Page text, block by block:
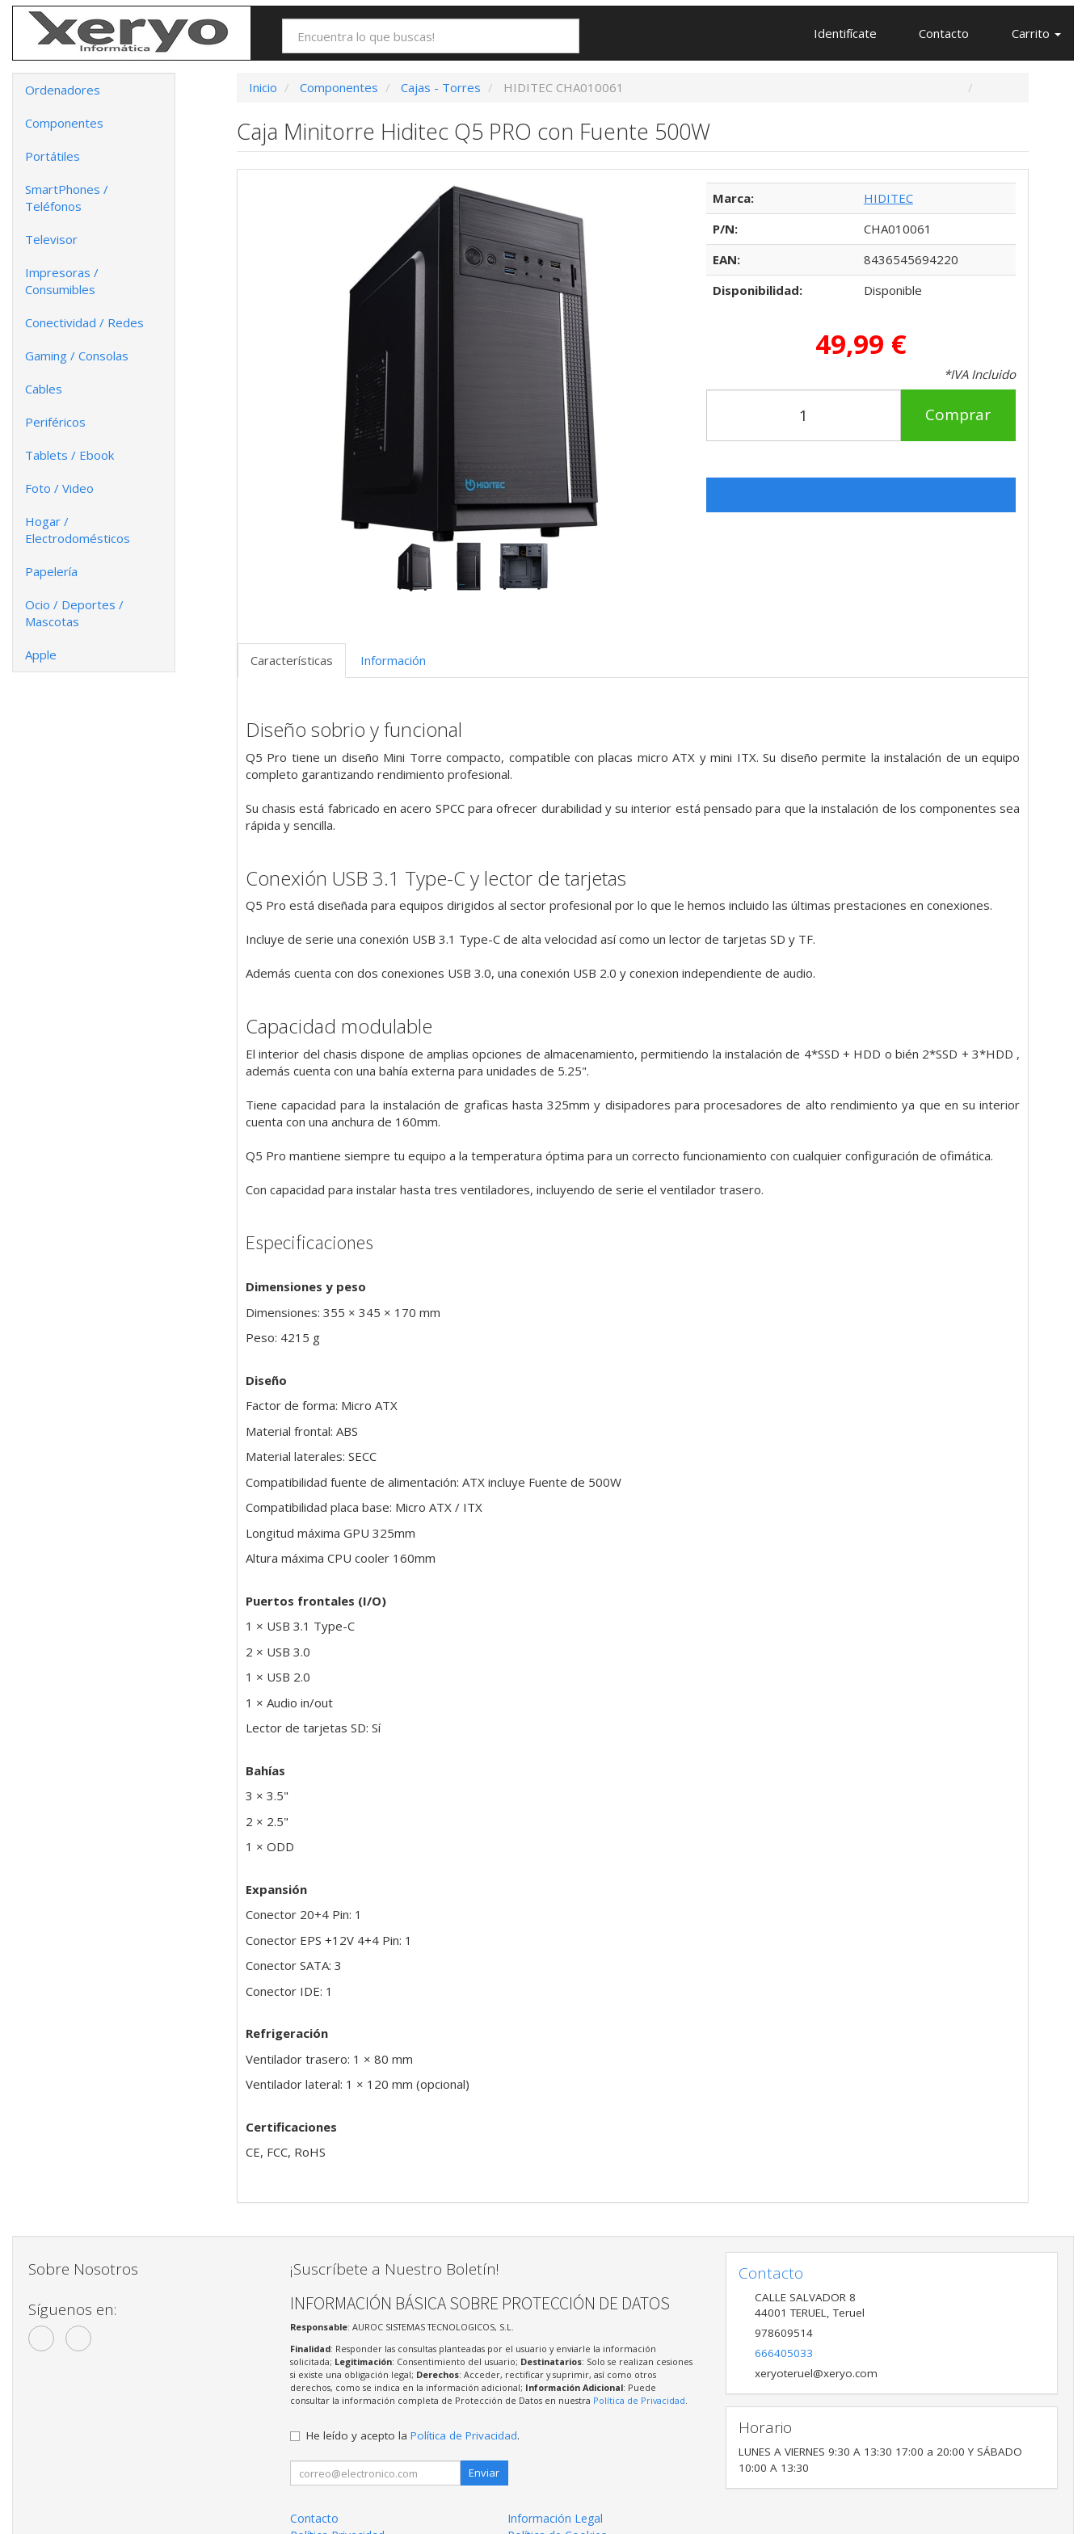
Identifícate Contacto Carrito
Ordenadores
Componentes
Portátiles
SmartPhones /
Teléfonos
Televisor
Impresoras /
Consumibles
Conectividad / Redes
Gaming / Consolas
Cables
Periféricos
Tablets / Ebook
Foto / Video
Hogar /
Electrodomésticos
Papelería
Ocio / Deportes /
Mascotas
Apple
Inicio Componentes Cajas - Torres HIDITEC CHA010061
Caja Minitorre Hiditec Q5 PRO con Fuente 500W
Marca:
HIDITEC
P/N:
CHA010061
EAN:
8436545694220
Disponibilidad:
Disponible
49,99 €
*IVA Incluido
Comprar
Características Información
Diseño sobrio y funcional
Q5 Pro tiene un diseño Mini Torre compacto, compatible con placas micro ATX y mini ITX. Su diseño permite la instalación de un equipo
completo garantizando rendimiento profesional.
Su chasis está fabricado en acero SPCC para ofrecer durabilidad y su interior está pensado para que la instalación de los componentes sea
rápida y sencilla.
Conexión USB 3.1 Type-C y lector de tarjetas
Q5 Pro está diseñada para equipos dirigidos al sector profesional por lo que le hemos incluido las últimas prestaciones en conexiones.
Incluye de serie una conexión USB 3.1 Type-C de alta velocidad así como un lector de tarjetas SD y TF.
Además cuenta con dos conexiones USB 3.0, una conexión USB 2.0 y conexion independiente de audio.
Capacidad modulable
El interior del chasis dispone de amplias opciones de almacenamiento, permitiendo la instalación de 4*SSD + HDD o bién 2*SSD + 3*HDD ,
además cuenta con una bahía externa para unidades de 5.25".
Tiene capacidad para la instalación de graficas hasta 325mm y disipadores para procesadores de alto rendimiento ya que en su interior
cuenta con una anchura de 160mm.
Q5 Pro mantiene siempre tu equipo a la temperatura óptima para un correcto funcionamiento con cualquier configuración de ofimática.
Con capacidad para instalar hasta tres ventiladores, incluyendo de serie el ventilador trasero.
Especificaciones
Dimensiones y peso
Dimensiones: 355 × 345 × 170 mm
Peso: 4215 g
Diseño
Factor de forma: Micro ATX
Material frontal: ABS
Material laterales: SECC
Compatibilidad fuente de alimentación: ATX incluye Fuente de 500W
Compatibilidad placa base: Micro ATX / ITX
Longitud máxima GPU 325mm
Altura máxima CPU cooler 160mm
Puertos frontales (I/O)
1 × USB 3.1 Type-C
2 × USB 3.0
1 × USB 2.0
1 × Audio in/out
Lector de tarjetas SD: Sí
Bahías
3 × 3.5"
2 × 2.5"
1 × ODD
Expansión
Conector 20+4 Pin: 1
Conector EPS +12V 4+4 Pin: 1
Conector SATA: 3
Conector IDE: 1
Refrigeración
Ventilador trasero: 1 × 80 mm
Ventilador lateral: 1 × 120 mm (opcional)
Certificaciones
CE, FCC, RoHS
Sobre Nosotros
Síguenos en:
¡Suscríbete a Nuestro Boletín!
INFORMACIÓN BÁSICA SOBRE PROTECCIÓN DE DATOS
Responsable: AUROC SISTEMAS TECNOLOGICOS, S.L.
Finalidad: Responder las consultas planteadas por el usuario y enviarle la información
solicitada; Legitimación: Consentimiento del usuario; Destinatarios: Solo se realizan cesiones
si existe una obligación legal; Derechos: Acceder, rectificar y suprimir, así como otros
derechos, como se indica en la información adicional; Información Adicional: Puede
consultar la información completa de Protección de Datos en nuestra Política de Privacidad
He leído y acepto la Política de Privacidad.
Enviar
Contacto
Información Legal
Contacto
CALLE SALVADOR 8
44001 TERUEL,Teruel
978609514
666405033
xeryoteruel@xeryo.com
Horario
LUNES A VIERNES 9:30 A 13:30 17:00 a 20:00 Y SÁBADO
10:00 A 13:30